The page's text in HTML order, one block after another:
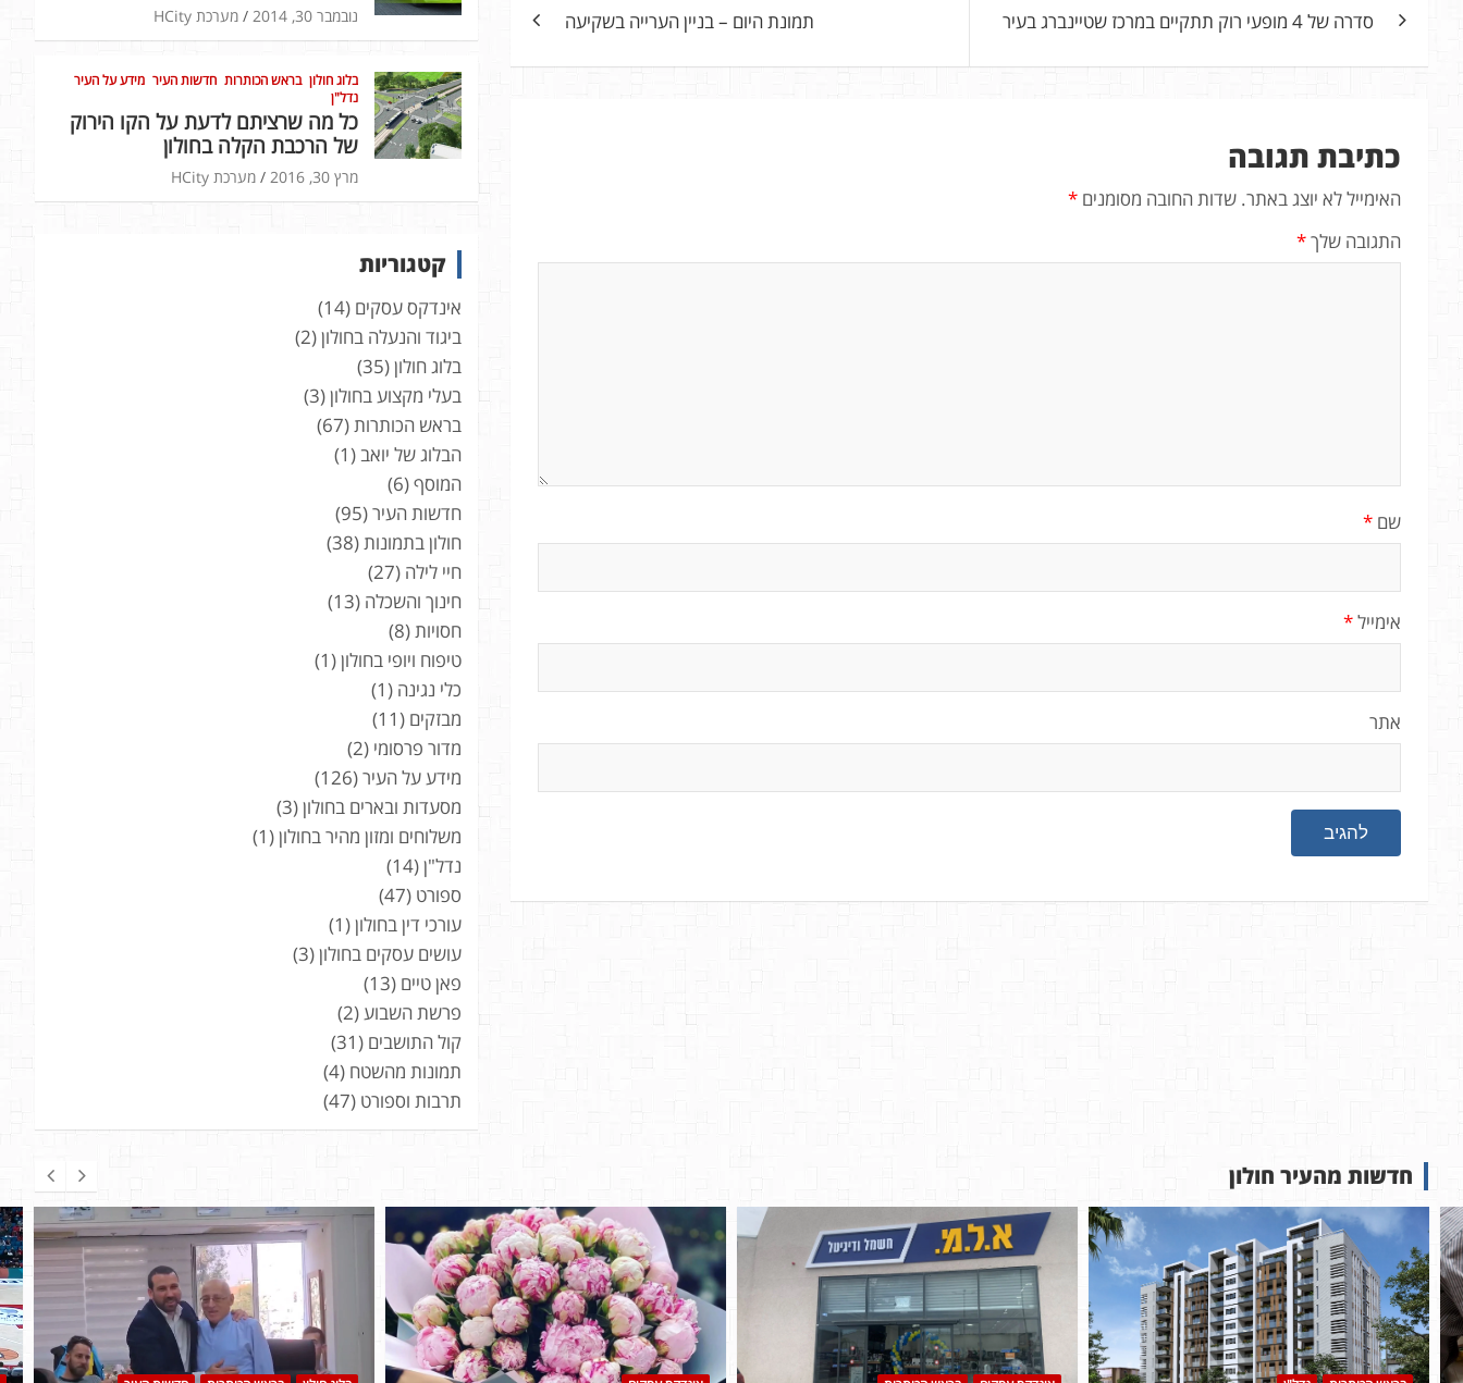
סדרה של 4 מופעי רוק תתקיים במרכז שטיינברג בעיר תמונת היום – בניין הערייה בשקיעה
כתיבת תגובה
האימייל לא יוצג באתר. שדות החובה מסומנים *
התגובה שלך*
שם *
אימייל*
אתר
נובמבר 30, 2014 מערכת HCity
בלוג חולון בראש הכותרות חדשות העיר מידע על העיר
נדל"ן
כל מה שרציתם לדעת על הקו הירוק
של הרכבת הקלה בחולון
מרץ 30, 2016 מערכת HCity
קטגוריות
אינדקס עסקים (14)
ביגוד והנעלה בחולון(2)
בלוג חולון(35)
בעלי מקצוע בחולון(3)
בראש הכותרות (67)
הבלוג של יואב (1)
המוסף(6)
חדשות העיר(95)
חולון בתמונות (38)
חיי לילה (27)
חינוך והשכלה (13)
חסויות (8)
טיפוח ויופי בחולון(1)
כלי נגינה (1)
מבזקים (11)
מדור פרסומי (2)
מידע על העיר(126)
מסעדות ובארים בחולון(3)
משלוחים ומזון מהיר בחולון(1)
נדל"ן(14)
ספורט (47)
עורכי דין בחולון(1)
עושים עסקים בחולון(3)
פאן טיים (13)
פרשת השבוע (2)
קול התושבים (31)
תמונות מהשטח (4)
תרבות וספורט (47)
חדשות מהעיר חולון